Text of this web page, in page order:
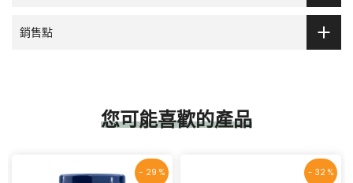
銷售點
您可能喜歡的產品
- 29 % - 32 %